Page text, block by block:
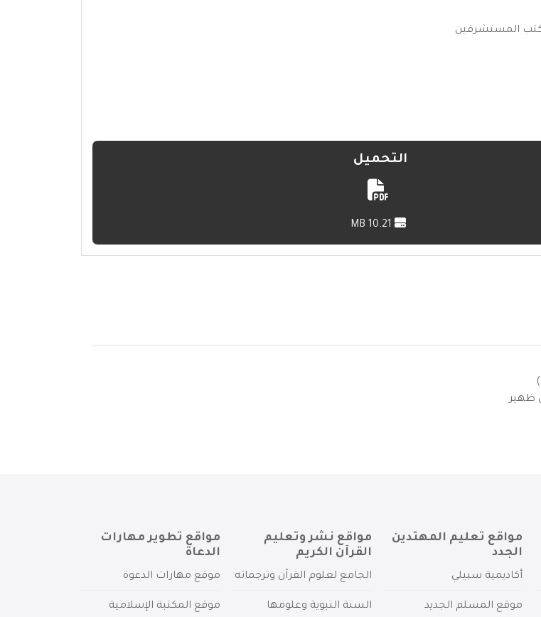
المستشرقين
التحميل
ظهير
مواقع تعليم المهتدين
الجدد
أكاديمية سبيلي
موقع المسلم الجديد
مواقع نشر وتعليم
القرآن الكريم
الجامع لعلوم القرآن وترجماته
السنة النبوية وعلومها
مواقع تطوير مهارات
الدعاة
موقع مهارات الدعوة
موقع المكتبة الإسلامية